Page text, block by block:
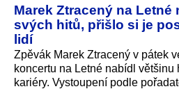
Marek Ztracený na Letné
svých hitů, přišlo si je
lidí
Zpěvák Marek Ztracený v pátek
koncertu na Letné nabídl
kariéry. Vystoupení podle